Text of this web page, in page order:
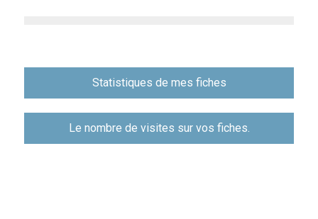
Statistiques de mes fiches
Le nombre de visites sur vos fiches.